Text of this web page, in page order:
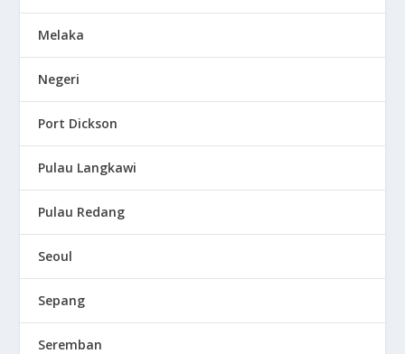
Melaka
Negeri
Port Dickson
Pulau Langkawi
Pulau Redang
Seoul
Sepang
Seremban